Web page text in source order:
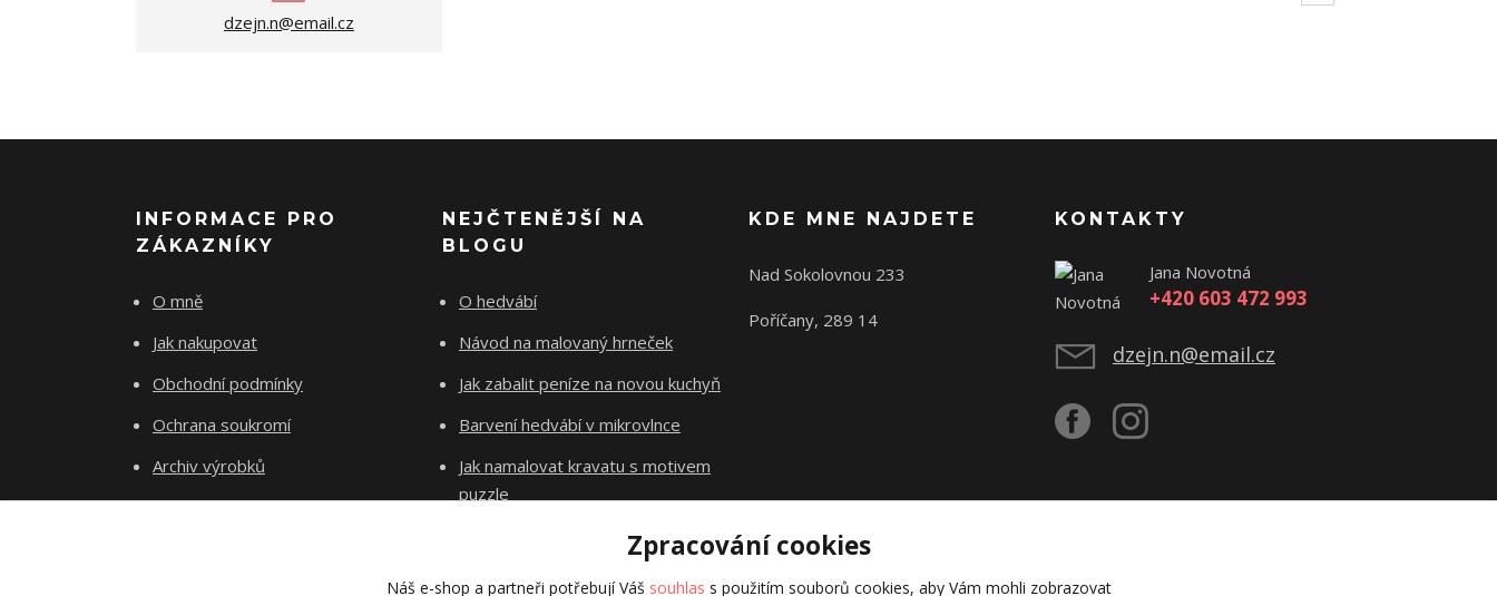
dzejn.n@email.cz
INFORMACE PRO
ZÁKAZNÍKY
O mně
Jak nakupovat
Obchodní podmínky
Ochrana soukromí
Archiv výrobků
Kontakty
NEJČTENĚJŠÍ NA
BLOGU
O hedvábí
Návod na malovaný hrneček
Jak zabalit peníze na novou kuchyň
Barvení hedvábí v mikrovlnce
Jak namalovat kravatu s motivem
puzzle
KDE MNE NAJDETE
Nad Sokolovnou 233
Poříčany, 289 14
Původní stránky
KONTAKTY
Jana Novotná
+420 603 472 993
dzejn.n@email.cz
Zpracování cookies
Náš e-shop a partneři potřebují Váš souhlas s použitím souborů cookies, aby Vám mohli zobrazovat